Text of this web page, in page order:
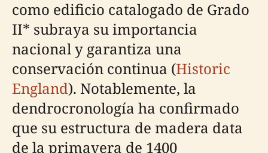
como edificio catalogado de Grado
II* subraya su importancia
nacional y garantiza una
conservación continua (Historic
England). Notablemente, la
dendrocronología ha confirmado
que su estructura de madera data
de la primavera de 1400